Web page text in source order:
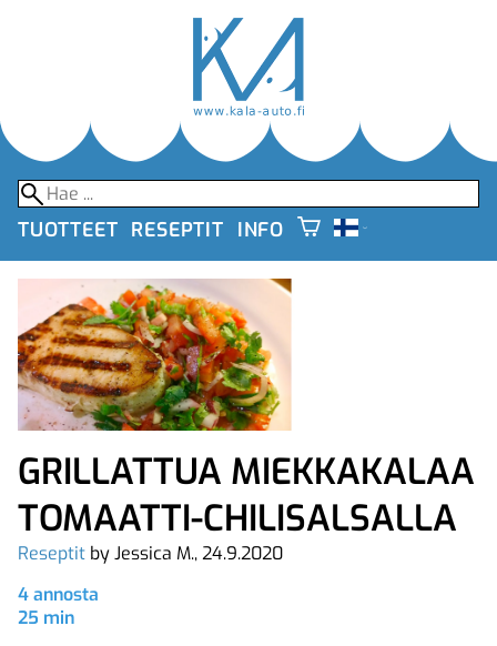
TUOTTEET RESEPTIT INFO
GRILLATTUA MIEKKAKALAA
TOMAATTI-CHILISALSALLA
Reseptit by Jessica M., 24.9.2020
4 annosta
25 min